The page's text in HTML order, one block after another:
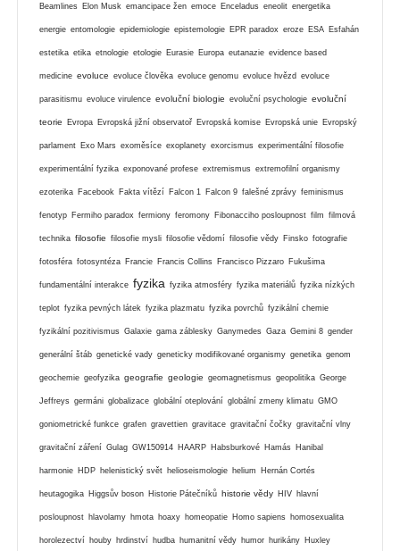
Beamlines Elon Musk emancipace žen emoce Enceladus eneolit energetika
energie entomologie epidemiologie epistemologie EPR paradox eroze ESA Esfahán
estetika etika etnologie etologie Eurasie Europa eutanazie evidence based
medicine evoluce evoluce člověka evoluce genomu evoluce hvězd evoluce
parasitismu evoluce virulence evoluční biologie evoluční psychologie evoluční
teorie Evropa Evropská jižní observatoř Evropská komise Evropská unie Evropský
parlament Exo Mars exoměsíce exoplanety exorcismus experimentální filosofie
experimentální fyzika exponované profese extremismus extremofilní organismy
ezoterika Facebook Fakta vítězí Falcon 1 Falcon 9 falešné zprávy feminismus
fenotyp Fermiho paradox fermiony feromony Fibonacciho posloupnost film filmová
technika filosofie filosofie mysli filosofie vědomí filosofie vědy Finsko fotografie
fotosféra fotosyntéza Francie Francis Collins Francisco Pizzaro Fukušima
fundamentální interakce fyzika fyzika atmosféry fyzika materiálů fyzika nízkých
teplot fyzika pevných látek fyzika plazmatu fyzika povrchů fyzikální chemie
fyzikální pozitivismus Galaxie gama záblesky Ganymedes Gaza Gemini 8 gender
generální štáb genetické vady geneticky modifikované organismy genetika genom
geochemie geofyzika geografie geologie geomagnetismus geopolitika George
Jeffreys germáni globalizace globální oteplování globální zmeny klimatu GMO
goniometrické funkce grafen gravettien gravitace gravitační čočky gravitační vlny
gravitační záření Gulag GW150914 HAARP Habsburkové Hamás Hanibal
harmonie HDP helenistický svět helioseismologie helium Hernán Cortés
heutagogika Higgsův boson Historie Pátečníků historie vědy HIV hlavní
posloupnost hlavolamy hmota hoaxy homeopatie Homo sapiens homosexualita
horolezectví houby hrdinství hudba humanitní vědy humor hurikány Huxley